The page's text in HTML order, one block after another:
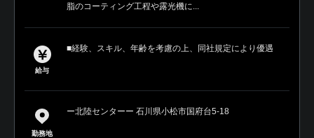
脂のコーティング工程や露光機に...
給与
■経験、スキル、年齢を考慮の上、同社規定により優遇
勤務地
ー北陸センターー 石川県小松市国府台5-18